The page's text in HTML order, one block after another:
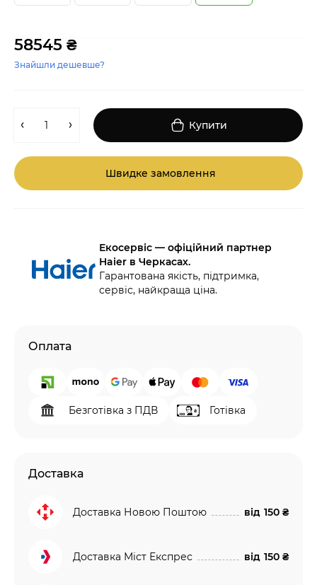
58545 ₴
Знайшли дешевше?
Купити
Швидке замовлення
Екосервіс — офіційний партнер
Haier в Черкасах.
Гарантована якість, підтримка,
сервіс, найкраща ціна.
Оплата
Безготівка з ПДВ Готівка
Доставка
Доставка Новою Поштою від 150 ₴
Доставка Міст Експрес від 150 ₴